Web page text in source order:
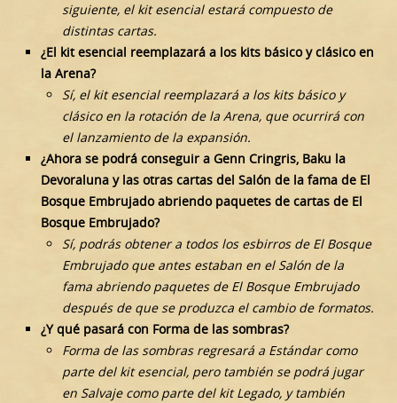
siguiente, el kit esencial estará compuesto de
distintas cartas.
¿El kit esencial reemplazará a los kits básico y clásico en
la Arena?
Sí, el kit esencial reemplazará a los kits básico y
clásico en la rotación de la Arena, que ocurrirá con
el lanzamiento de la expansión.
¿Ahora se podrá conseguir a Genn Cringris, Baku la
Devoraluna y las otras cartas del Salón de la fama de El
Bosque Embrujado abriendo paquetes de cartas de El
Bosque Embrujado?
Sí, podrás obtener a todos los esbirros de El Bosque
Embrujado que antes estaban en el Salón de la
fama abriendo paquetes de El Bosque Embrujado
después de que se produzca el cambio de formatos.
¿Y qué pasará con Forma de las sombras?
Forma de las sombras regresará a Estándar como
parte del kit esencial, pero también se podrá jugar
en Salvaje como parte del kit Legado, y también